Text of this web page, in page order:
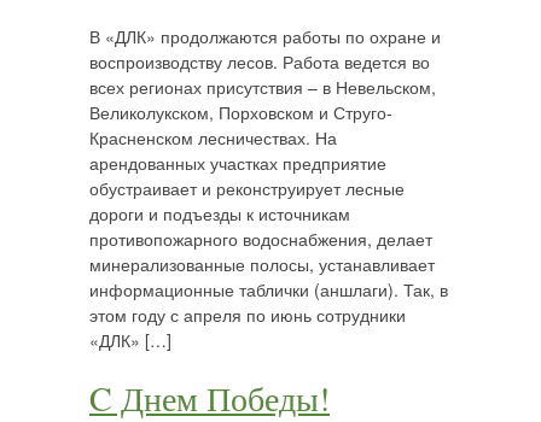
В «ДЛК» продолжаются работы по охране и
воспроизводству лесов. Работа ведется во
всех регионах присутствия – в Невельском,
Великолукском, Порховском и Струго-
Красненском лесничествах. На
арендованных участках предприятие
обустраивает и реконструирует лесные
дороги и подъезды к источникам
противопожарного водоснабжения, делает
минерализованные полосы, устанавливает
информационные таблички (аншлаги). Так, в
этом году с апреля по июнь сотрудники
«ДЛК» […]
C Днем Победы!